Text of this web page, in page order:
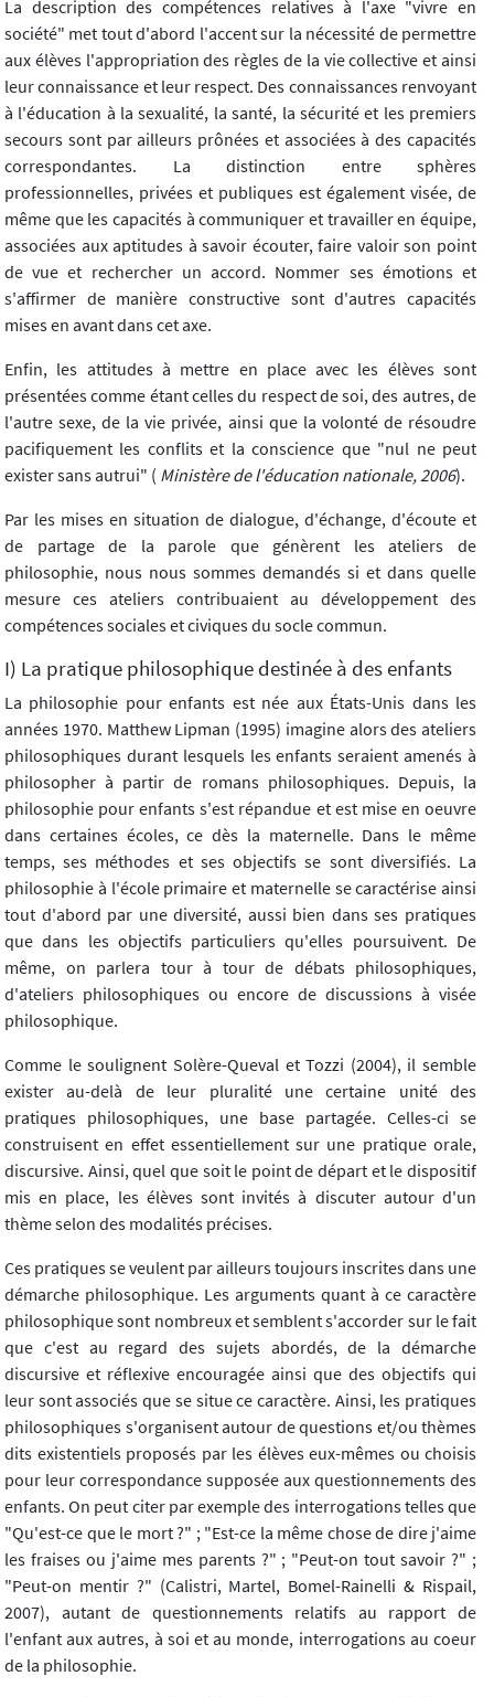
La description des compétences relatives à l'axe "vivre en
société" met tout d'abord l'accent sur la nécessité de permettre
aux élèves l'appropriation des règles de la vie collective et ainsi
leur connaissance et leur respect. Des connaissances renvoyant
à l'éducation à la sexualité, la santé, la sécurité et les premiers
secours sont par ailleurs prônées et associées à des capacités
correspondantes. La distinction entre sphères
professionnelles, privées et publiques est également visée, de
même que les capacités à communiquer et travailler en équipe,
associées aux aptitudes à savoir écouter, faire valoir son point
de vue et rechercher un accord. Nommer ses émotions et
s'affirmer de manière constructive sont d'autres capacités
mises en avant dans cet axe.
Enfin, les attitudes à mettre en place avec les élèves sont
présentées comme étant celles du respect de soi, des autres, de
l'autre sexe, de la vie privée, ainsi que la volonté de résoudre
pacifiquement les conflits et la conscience que "nul ne peut
exister sans autrui" ( Ministère de l'éducation nationale, 2006).
Par les mises en situation de dialogue, d'échange, d'écoute et
de partage de la parole que génèrent les ateliers de
philosophie, nous nous sommes demandés si et dans quelle
mesure ces ateliers contribuaient au développement des
compétences sociales et civiques du socle commun.
I) La pratique philosophique destinée à des enfants
La philosophie pour enfants est née aux États-Unis dans les
années 1970. Matthew Lipman (1995) imagine alors des ateliers
philosophiques durant lesquels les enfants seraient amenés à
philosopher à partir de romans philosophiques. Depuis, la
philosophie pour enfants s'est répandue et est mise en oeuvre
dans certaines écoles, ce dès la maternelle. Dans le même
temps, ses méthodes et ses objectifs se sont diversifiés. La
philosophie à l'école primaire et maternelle se caractérise ainsi
tout d'abord par une diversité, aussi bien dans ses pratiques
que dans les objectifs particuliers qu'elles poursuivent. De
même, on parlera tour à tour de débats philosophiques,
d'ateliers philosophiques ou encore de discussions à visée
philosophique.
Comme le soulignent Solère-Queval et Tozzi (2004), il semble
exister au-delà de leur pluralité une certaine unité des
pratiques philosophiques, une base partagée. Celles-ci se
construisent en effet essentiellement sur une pratique orale,
discursive. Ainsi, quel que soit le point de départ et le dispositif
mis en place, les élèves sont invités à discuter autour d'un
thème selon des modalités précises.
Ces pratiques se veulent par ailleurs toujours inscrites dans une
démarche philosophique. Les arguments quant à ce caractère
philosophique sont nombreux et semblent s'accorder sur le fait
que c'est au regard des sujets abordés, de la démarche
discursive et réflexive encouragée ainsi que des objectifs qui
leur sont associés que se situe ce caractère. Ainsi, les pratiques
philosophiques s'organisent autour de questions et/ou thèmes
dits existentiels proposés par les élèves eux-mêmes ou choisis
pour leur correspondance supposée aux questionnements des
enfants. On peut citer par exemple des interrogations telles que
"Qu'est-ce que le mort ?" ; "Est-ce la même chose de dire j'aime
les fraises ou j'aime mes parents ?" ; "Peut-on tout savoir ?" ;
"Peut-on mentir ?" (Calistri, Martel, Bomel-Rainelli & Rispail,
2007), autant de questionnements relatifs au rapport de
l'enfant aux autres, à soi et au monde, interrogations au coeur
de la philosophie.